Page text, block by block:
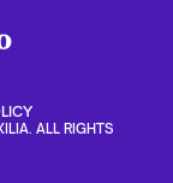
ALL RIGHTS